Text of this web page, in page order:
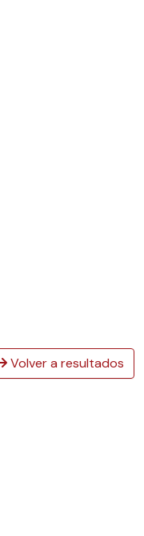
Volver a resultados